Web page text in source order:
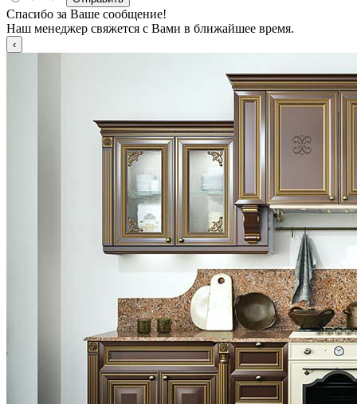
Спасибо за Ваше сообщение!
Наш менеджер свяжется с Вами в ближайшее время.